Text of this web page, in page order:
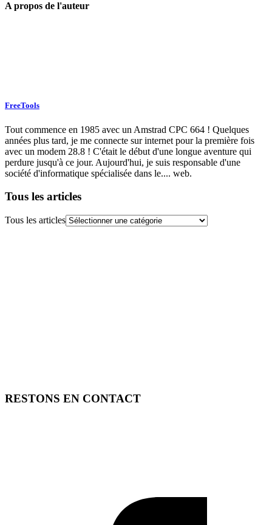
A propos de l'auteur
FreeTools
Tout commence en 1985 avec un Amstrad CPC 664 ! Quelques
années plus tard, je me connecte sur internet pour la première fois
avec un modem 28.8 ! C'était le début d'une longue aventure qui
perdure jusqu'à ce jour. Aujourd'hui, je suis responsable d'une
société d'informatique spécialisée dans le.... web.
Tous les articles
Tous les articles
RESTONS EN CONTACT